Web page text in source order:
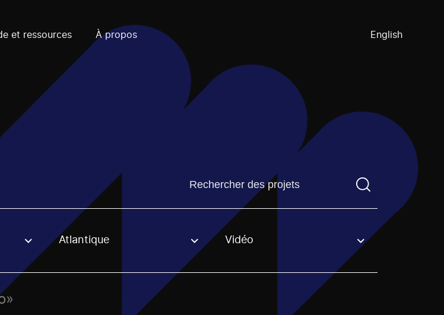
et ressources À propos English
Trouvez un projetVous devez saisir un terme de
filter will be applied when selecting an option.
Atlantique Vidéo